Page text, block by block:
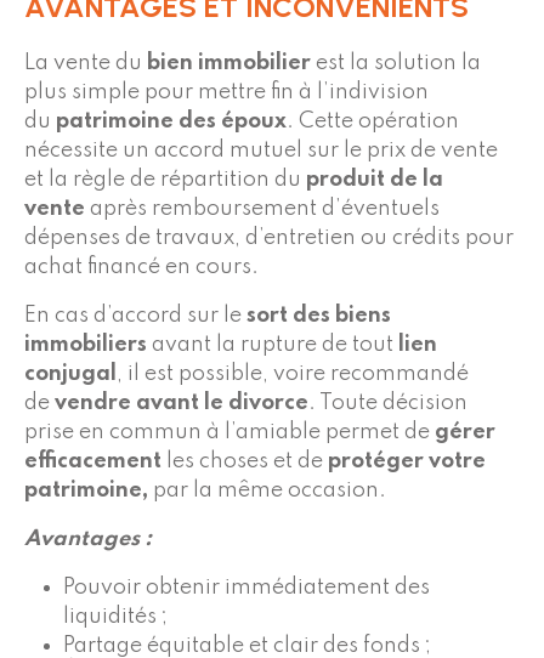
La vente du bien immobilier est la solution la
plus simple pour mettre fin à l’indivision
du patrimoine des époux. Cette opération
nécessite un accord mutuel sur le prix de vente
et la règle de répartition du produit de la
vente après remboursement d’éventuels
dépenses de travaux, d’entretien ou crédits pour
achat financé en cours.
En cas d’accord sur le sort des biens
immobiliers avant la rupture de tout
lien
conjugal , il est possible, voire recommandé
de vendre avant le divorce. Toute décision
prise en commun à l’amiable permet de gérer
efficacement les choses et de protéger votre
patrimoine, par la même occasion.
Avantages :
Pouvoir obtenir immédiatement des
liquidités ;
Partage équitable et clair des fonds ;